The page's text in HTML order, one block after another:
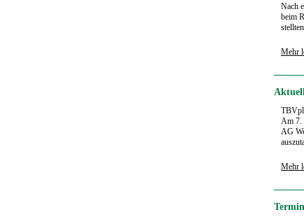
Nach
beim
Mehr
Am 7.
AG
Mehr